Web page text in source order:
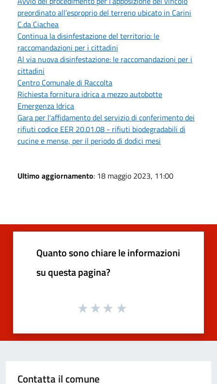
preordinato all’esproprio del terreno ubicato in Carini
C.da Ciachea
Continua la disinfestazione del territorio: le
raccomandazioni per i cittadini
Al via nuova disinfestazione: le raccomandazioni per i
cittadini
Centro Comunale di Raccolta
Richiesta fornitura idrica a mezzo autobotte
Emergenza Idrica
Gara per l'affidamento del servizio di conferimento dei
rifiuti codice EER 20.01.08 - rifiuti biodegradabili di
cucine e mense, per il periodo di dodici mesi
Ultimo aggiornamento: 18 maggio 2023, 11:00
Quanto sono chiare le informazioni
su questa pagina?
Contatta il comune